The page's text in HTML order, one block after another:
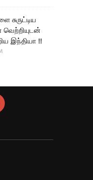
சுருட்டிய
இந்தியா !!